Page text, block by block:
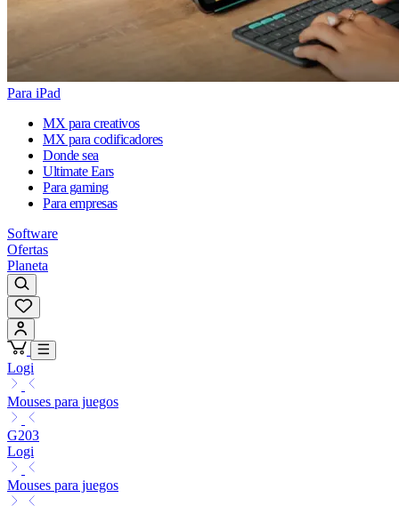
Para iPad
MX para creativos
MX para codificadores
Donde sea
Ultimate Ears
Para gaming
Para empresas
Software
Ofertas
Planeta
Logi
Mouses para juegos
G203
Logi
Mouses para juegos